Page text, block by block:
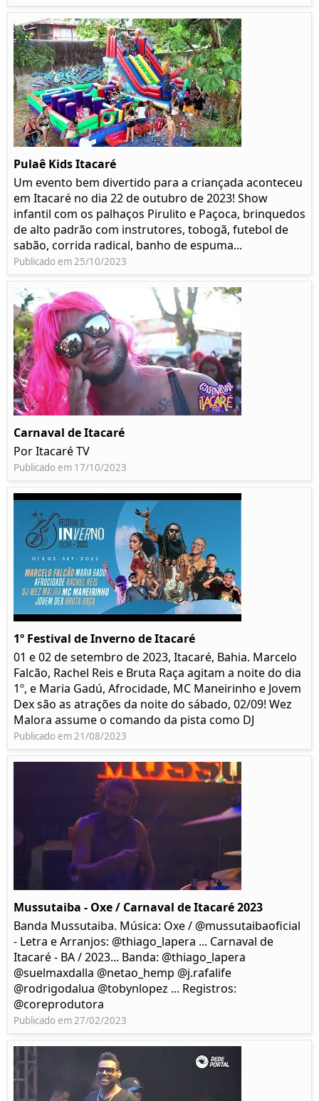
Pulaê Kids Itacaré
Um evento bem divertido para a criançada aconteceu
em Itacaré no dia 22 de outubro de 2023! Show
infantil com os palhaços Pirulito e Paçoca, brinquedos
de alto padrão com instrutores, tobogã, futebol de
sabão, corrida radical, banho de espuma...
Publicado em 25/10/2023
Carnaval de Itacaré
Por Itacaré TV
Publicado em 17/10/2023
1º Festival de Inverno de Itacaré
01 e 02 de setembro de 2023, Itacaré, Bahia. Marcelo
Falcão, Rachel Reis e Bruta Raça agitam a noite do dia
1º, e Maria Gadú, Afrocidade, MC Maneirinho e Jovem
Dex são as atrações da noite do sábado, 02/09! Wez
Malora assume o comando da pista como DJ
Publicado em 21/08/2023
Mussutaiba - Oxe / Carnaval de Itacaré 2023
Banda Mussutaiba. Música: Oxe / @mussutaibaoficial
- Letra e Arranjos: @thiago_lapera ... Carnaval de
Itacaré - BA / 2023... Banda: @thiago_lapera
@suelmaxdalla @netao_hemp @j.rafalife
@rodrigodalua @tobynlopez ... Registros:
@coreprodutora
Publicado em 27/02/2023